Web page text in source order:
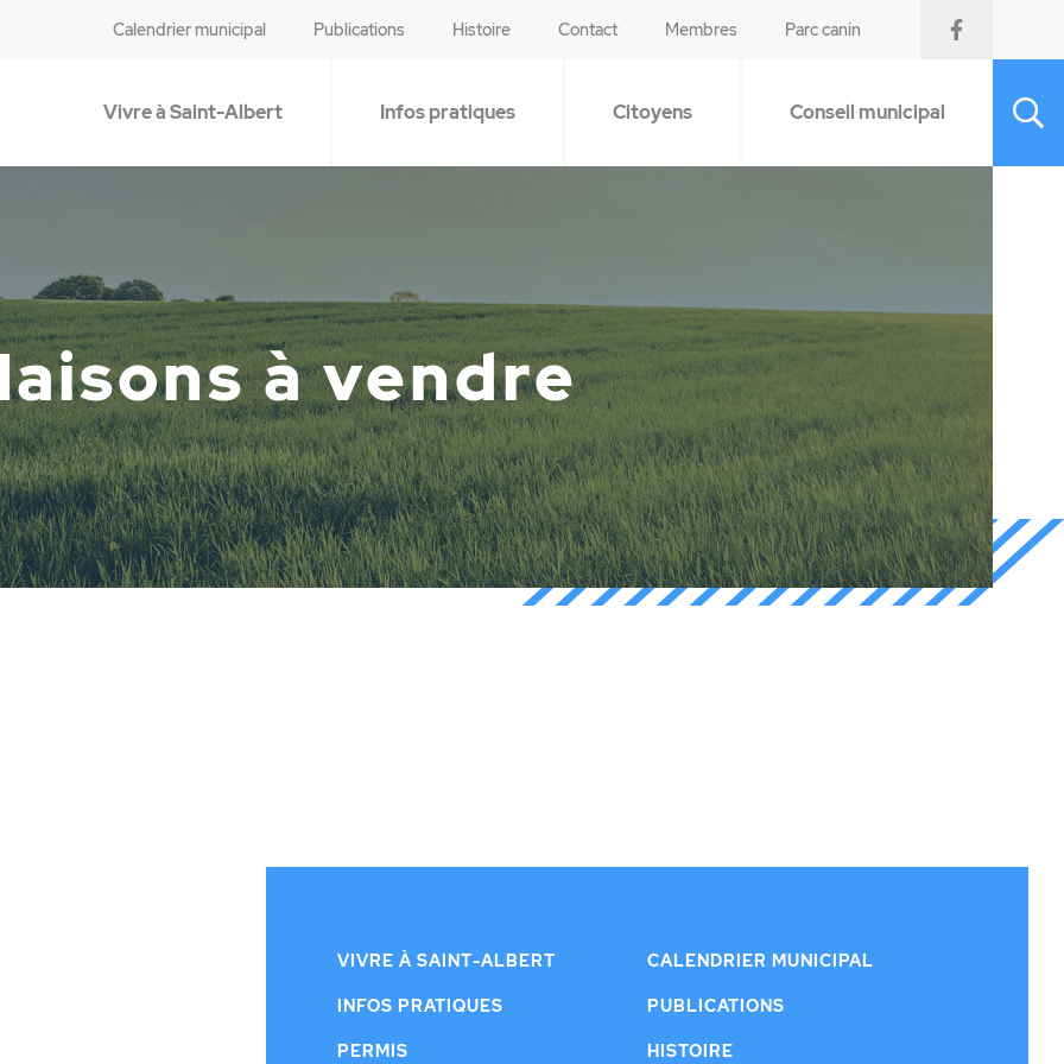
Calendrier municipal Publications Histoire Contact Membres Parc canin
Vivre à Saint-Albert Infos pratiques Citoyens Conseil municipal
à vendre
VIVRE À SAINT-ALBERT
INFOS PRATIQUES
PERMIS
CALENDRIER MUNICIPAL
PUBLICATIONS
HISTOIRE